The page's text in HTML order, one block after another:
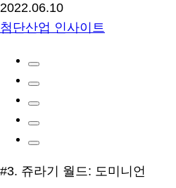
2022.06.10
첨단산업 인사이트
#3. 쥬라기 월드: 도미니언